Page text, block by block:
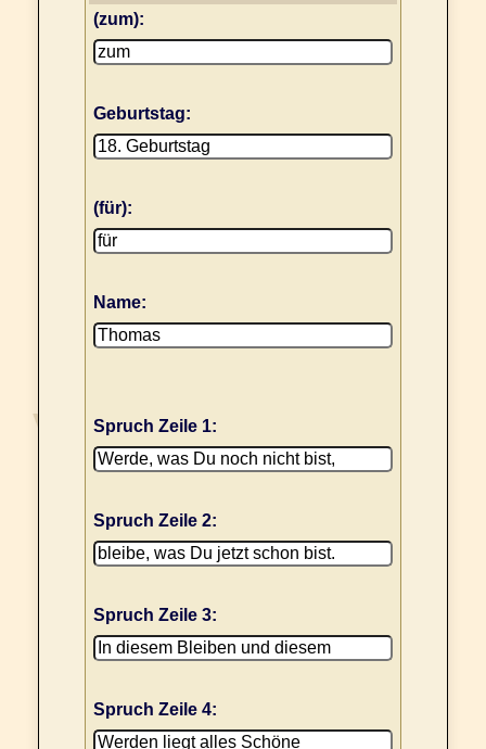
(zum):
Geburtstag:
(für):
Name:
Spruch Zeile 1:
Spruch Zeile 2:
Spruch Zeile 3:
Spruch Zeile 4: